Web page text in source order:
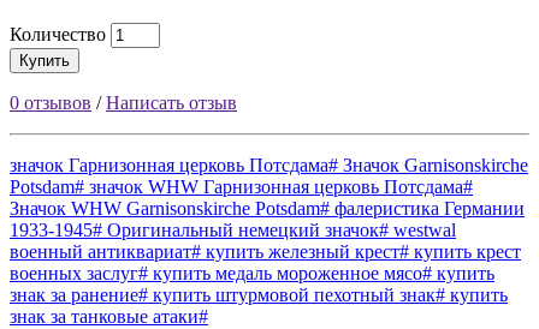
Количество
Купить
0 отзывов /Написать отзыв
значок Гарнизонная церковь Потсдама# Значок Garnisonskirche
Potsdam# значок WHW Гарнизонная церковь Потсдама#
Значок WHW Garnisonskirche Potsdam# фалеристика Германии
1933-1945# Оригинальный немецкий значок# westwal
военный антиквариат# купить железный крест# купить крест
военных заслуг# купить медаль мороженное мясо# купить
знак за ранение# купить штурмовой пехотный знак# купить
знак за танковые атаки#